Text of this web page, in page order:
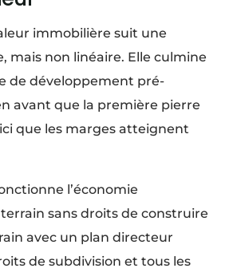
immobilière suit une
mais non linéaire. Elle culmine
de développement pré-
avant que la première pierre
ici que les marges atteignent
l’économie
sans droits de construire
avec un plan directeur
de subdivision et tous les